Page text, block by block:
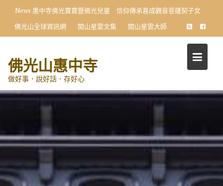
content
News 惠中寺佛光寶寶暨佛光兒童 信仰傳承喜成觀音菩薩契子女
佛光山全球資訊網
開山星雲文集 開山星雲大師
佛光山惠中寺
做好事．說好話．存好心